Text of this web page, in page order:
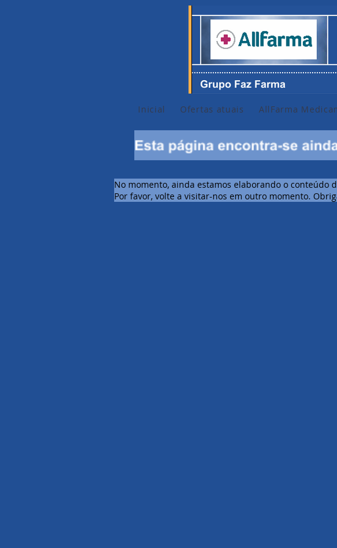
Inicial Ofertas atuais AllFarma
No momento, ainda estamos elaborando o
Por favor, volte a visitar-nos em outro momento.